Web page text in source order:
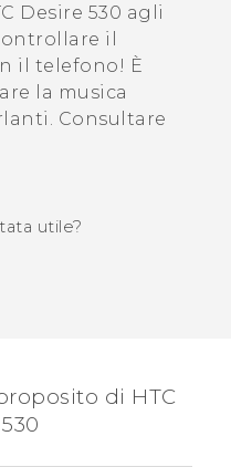
Desire 530 agli
il
il telefono! È
la musica
Consultare
utile?
di HTC